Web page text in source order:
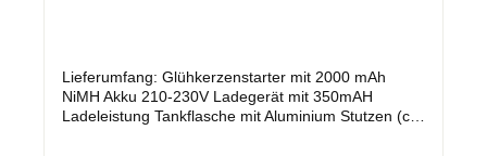
Lieferumfang: Glühkerzenstarter mit 2000 mAh
NiMH Akku 210-230V Ladegerät mit 350mAH
Ladeleistung Tankflasche mit Aluminium Stutzen (ca.